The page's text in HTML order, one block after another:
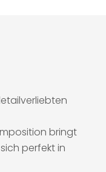
bringt
perfekt in